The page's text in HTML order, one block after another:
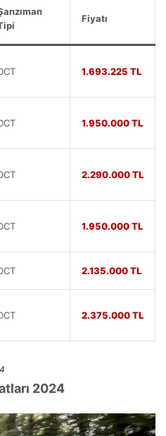
Fiyatı
1.693.225 TL
1.950.000 TL
2.290.000 TL
1.950.000 TL
2.135.000 TL
2.375.000 TL
2024